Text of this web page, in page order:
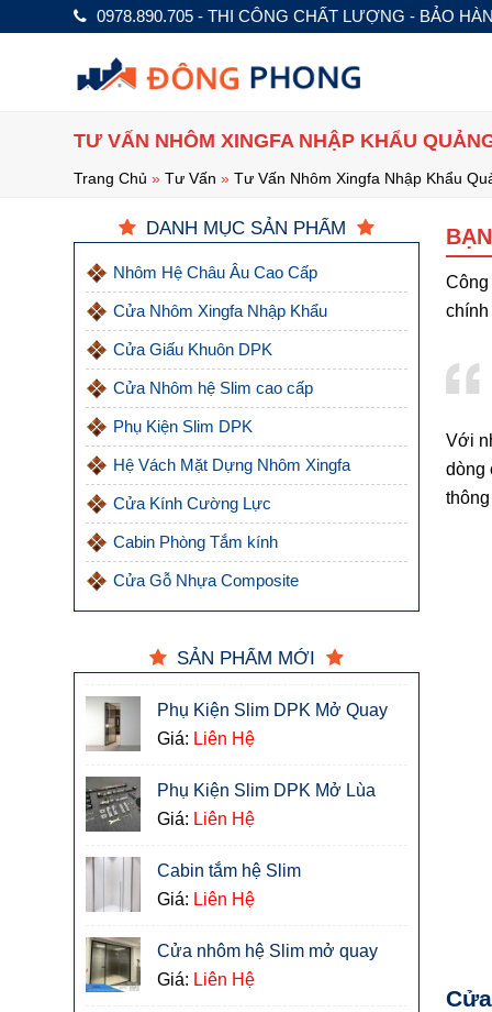
0978.890.705 - THI CÔNG CHẤT LƯỢNG - BẢO
TƯ VẤN NHÔM XINGFA NHẬP KHẨU
Trang Chủ »Tư Vấn »Tư Vấn Nhôm Xingfa Nhập Khẩu
Công
Với
dòng
DANH MỤC SẢN PHẨM
Nhôm Hệ Châu Âu Cao Cấp
Cửa Nhôm Xingfa Nhập Khẩu
Cửa Giấu Khuôn DPK
Cửa Nhôm hệ Slim cao cấp
Phụ Kiện Slim DPK
Hệ Vách Mặt Dựng Nhôm Xingfa
Cửa Kính Cường Lực
Cabin Phòng Tắm kính
Cửa Gỗ Nhựa Composite
SẢN PHẨM MỚI
Phụ Kiện Slim DPK Mở Quay
Giá: Liên Hệ
Phụ Kiện Slim DPK Mở Lùa
Giá: Liên Hệ
Cabin tắm hệ Slim
Giá: Liên Hệ
Cửa nhôm hệ Slim mở quay
Giá: Liên Hệ